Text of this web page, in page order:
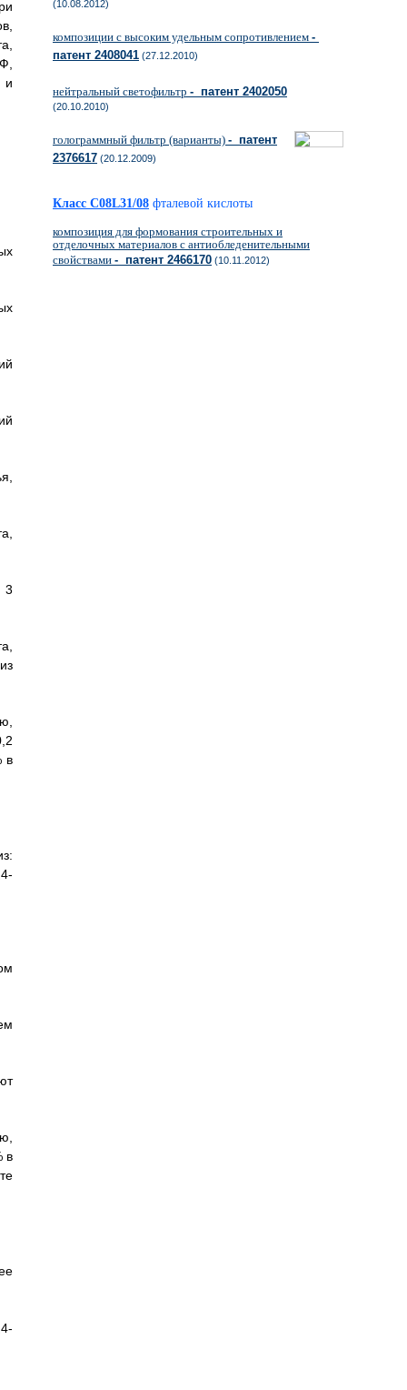
и
3
в
в
(10.08.2012)
композиции с высоким удельным сопротивлением -
патент 2408041 (27.12.2010)
нейтральный светофильтр - патент 2402050
(20.10.2010)
голограммный фильтр (варианты) - патент
2376617 (20.12.2009)
Класс C08L31/08 фталевой кислоты
композиция для формования строительных и
отделочных материалов с антиобледенительными
свойствами - патент 2466170 (10.11.2012)